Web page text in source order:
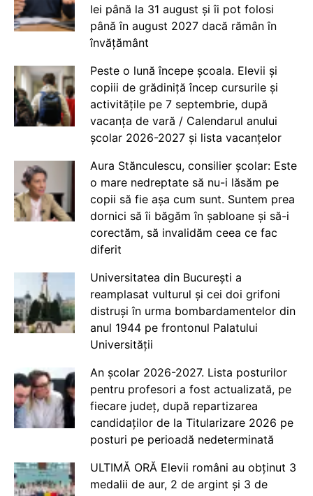
lei până la 31 august și îi pot folosi
până în august 2027 dacă rămân în
învățământ
Peste o lună începe școala. Elevii și
copiii de grădiniță încep cursurile și
activitățile pe 7 septembrie, după
vacanța de vară / Calendarul anului
școlar 2026-2027 și lista vacanțelor
Aura Stănculescu, consilier școlar: Este
o mare nedreptate să nu-i lăsăm pe
copii să fie așa cum sunt. Suntem prea
dornici să îi băgăm în șabloane și să-i
corectăm, să invalidăm ceea ce fac
diferit
Universitatea din București a
reamplasat vulturul și cei doi grifoni
distruși în urma bombardamentelor din
anul 1944 pe frontonul Palatului
Universității
An școlar 2026-2027. Lista posturilor
pentru profesori a fost actualizată, pe
fiecare județ, după repartizarea
candidaților de la Titularizare 2026 pe
posturi pe perioadă nedeterminată
ULTIMĂ ORĂ Elevii români au obținut 3
medalii de aur, 2 de argint și 3 de